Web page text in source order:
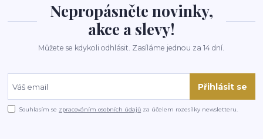
Nepropásněte novinky,
akce a slevy!
Můžete se kdykoli odhlásit. Zasíláme jednou za 14 dní.
Přihlásit se
Souhlasím se zpracováním osobních údajů za účelem rozesílky newsletteru.